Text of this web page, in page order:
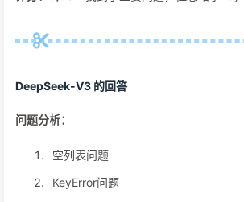
DeepSeek-V3 的回答
问题分析：
空列表问题
KeyError问题